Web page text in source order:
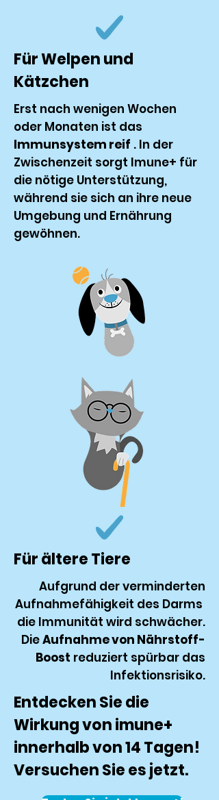
Für Welpen und
Kätzchen
Erst nach wenigen Wochen
oder Monaten ist das
Immunsystem reif . In der
Zwischenzeit sorgt Imune+ für
die nötige Unterstützung,
während sie sich an ihre neue
Umgebung und Ernährung
gewöhnen.
Für ältere Tiere
Aufgrund der verminderten
Aufnahmefähigkeit des Darms
die Immunität wird schwächer.
DieAufnahme von Nährstoff-
Boost reduziert spürbar das
Infektionsrisiko.
Entdecken Sie die
Wirkung von imune+
innerhalb von 14 Tagen!
Versuchen Sie es jetzt.